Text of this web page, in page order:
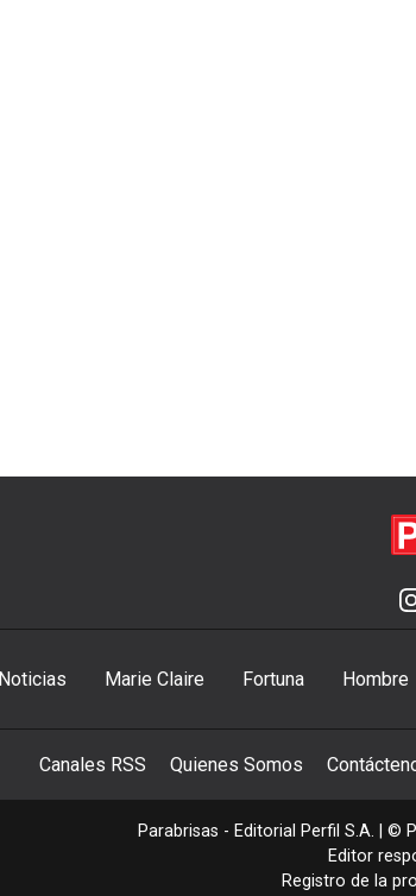
Noticias Marie Claire Fortuna Hombre
Canales RSS Quienes Somos
Parabrisas - Editorial Perfil S.A. | ©
Editor
Registro de la